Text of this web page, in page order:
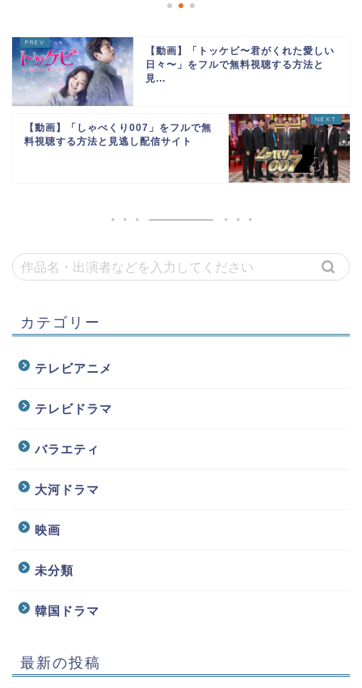
【動画】「トッケビ〜君がくれた愛しい
日々〜」をフルで無料視聴する方法と
見...
【動画】「しゃべくり007」をフルで無
料視聴する方法と見逃し配信サイト
カテゴリー
テレビアニメ
テレビドラマ
バラエティ
大河ドラマ
映画
未分類
韓国ドラマ
最新の投稿